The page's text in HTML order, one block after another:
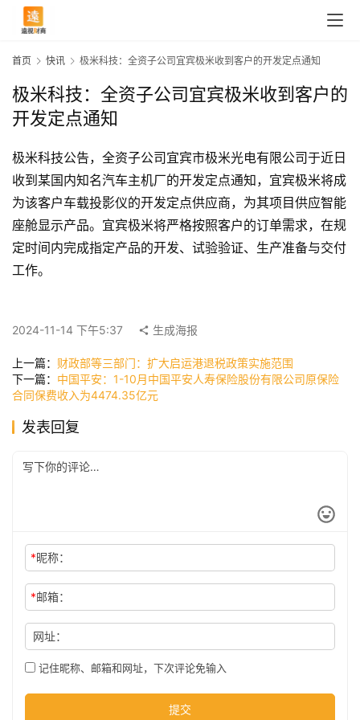
首
讯
公
技
首页 快讯 极米科技：全资子公司宜宾极米收到客户的开发定点通知
极米科技：全资子公司宜宾极米收到客户的
开发定点通知
极米科技公告，全资子公司宜宾市极米光电有限公司于近日
收到某国内知名汽车主机厂的开发定点通知，宜宾极米将成
为该客户车载投影仪的开发定点供应商，为其项目供应智能
座舱显示产品。宜宾极米将严格按照客户的订单需求，在规
定时间内完成指定产品的开发、试验验证、生产准备与交付
工作。
2024-11-14 下午5:37 生成海报
上一篇： 财政部等三部门：扩大启运港退税政策实施范围
下一篇： 中国平安：1-10月中国平安人寿保险股份有限公司原保险
合同保费收入为4474.35亿元
发表回复
*昵称：
*邮箱：
网址：
记住昵称、邮箱和网址，下次评论免输入
提交